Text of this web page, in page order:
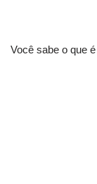
Você sabe o que